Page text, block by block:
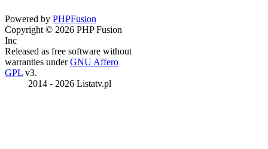
Powered by PHPFusion
Copyright © 2026 PHP Fusion
Inc
Released as free software without
warranties underGNU Affero
GPL v3.
2014 - 2026 Listatv.pl